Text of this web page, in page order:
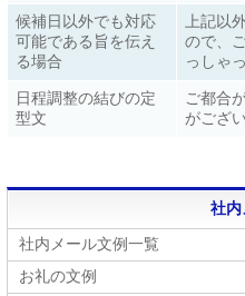
候補日以外でも対応
可能である旨を伝え
る場合
上記以
ので、
っしゃ
日程調整の結びの定
型文
ご都合
がござ
社内
社内メール文例一覧
お礼の文例